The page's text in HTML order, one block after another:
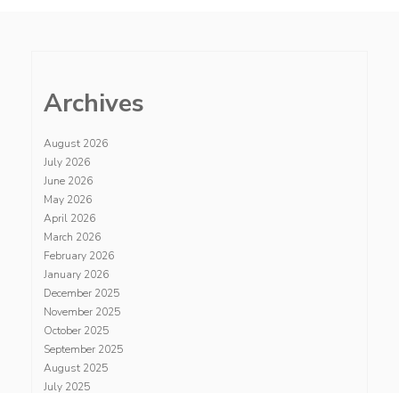
Archives
August 2026
July 2026
June 2026
May 2026
April 2026
March 2026
February 2026
January 2026
December 2025
November 2025
October 2025
September 2025
August 2025
July 2025